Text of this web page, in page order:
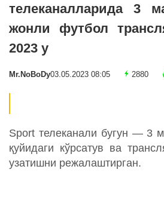
телеканалларида 3
жонли футбол
2023 y
Mr.NoBoDy03.05.2023 08:05 2880
Sport телеканали бугун — 3
қуйидаги кўрсатув ва
узатишни режалаштирган.